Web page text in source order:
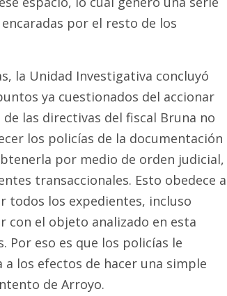
por el resto de los
la Unidad Investigativa concluyó
ya cuestionados del accionar
las directivas del fiscal Bruna no
los policías de la documentación
por medio de orden judicial,
transaccionales. Esto obedece a
todos los expedientes, incluso
con el objeto analizado en esta
Por eso es que los policías le
los efectos de hacer una simple
de Arroyo.